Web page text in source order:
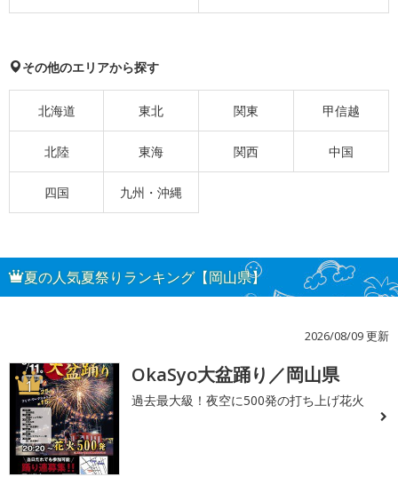
その他のエリアから探す
北海道 東北 関東 甲信越
北陸 東海 関西 中国
四国 九州・沖縄
夏の人気夏祭りランキング【岡山県】
2026/08/09 更新
1 OkaSyo大盆踊り／岡山県
過去最大級！夜空に500発の打ち上げ花火